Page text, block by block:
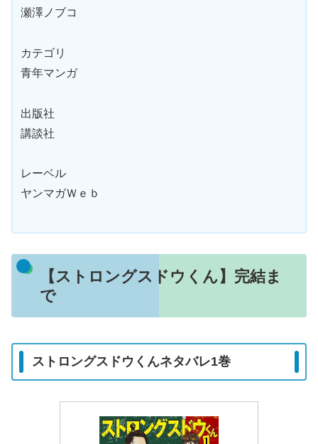
瀬澤ノブコ
カテゴリ
青年マンガ
出版社
講談社
レーベル
ヤンマガＷｅｂ
【ストロングスドウくん】完結ま
で
ストロングスドウくんネタバレ1巻